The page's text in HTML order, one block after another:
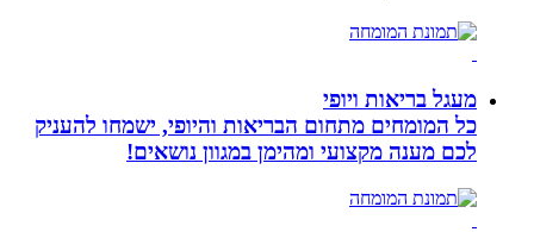
מעגל בריאות ויופי
כל המומחים מתחום הבריאות והיופי, ישמחו להעניק
לכם מענה מקצועי ומהימן במגוון נושאים!